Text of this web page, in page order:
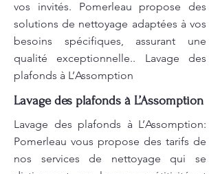
vos invités. Pomerleau propose des
solutions de nettoyage adaptées à vos
besoins spécifiques, assurant une
qualité exceptionnelle.. Lavage des
plafonds à L’Assomption
Lavage des plafonds à L’Assomption
Lavage des plafonds à L’Assomption:
Pomerleau vous propose des tarifs de
nos services de nettoyage qui se